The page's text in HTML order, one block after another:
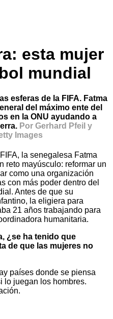
esta mujer
mundial
esferas de la FIFA. Fatma
del máximo ente del
en la ONU ayudando a
Por Gerhard Pfeil y
Images
la senegalesa Fatma
reto mayúsculo: reformar un
como una organización
con más poder dentro del
Antes de que su
la eligiera para
21 años trabajando para
humanitaria.
¿se ha tenido que
de que las mujeres no
países donde se piensa
lo juegan los hombres.